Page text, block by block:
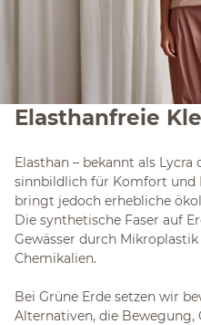
Elasthanfreie
Elasthan – bekannt als Lycra
sinnbildlich für Komfort und
bringt jedoch erhebliche
Die synthetische Faser auf
Gewässer durch
Chemikalien.
Bei Grüne Erde setzen wir
Alternativen, die